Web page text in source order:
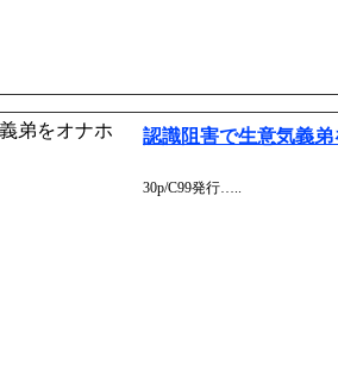
認識阻害で生意気義
30p/C99発行…..